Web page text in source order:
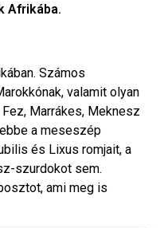
Afrikába.
Számos
valamit olyan
Marrákes, Meknesz
a meseszép
és Lixus romjait, a
szurdokot sem.
ami meg is